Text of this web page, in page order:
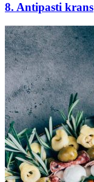
8. Antipasti krans